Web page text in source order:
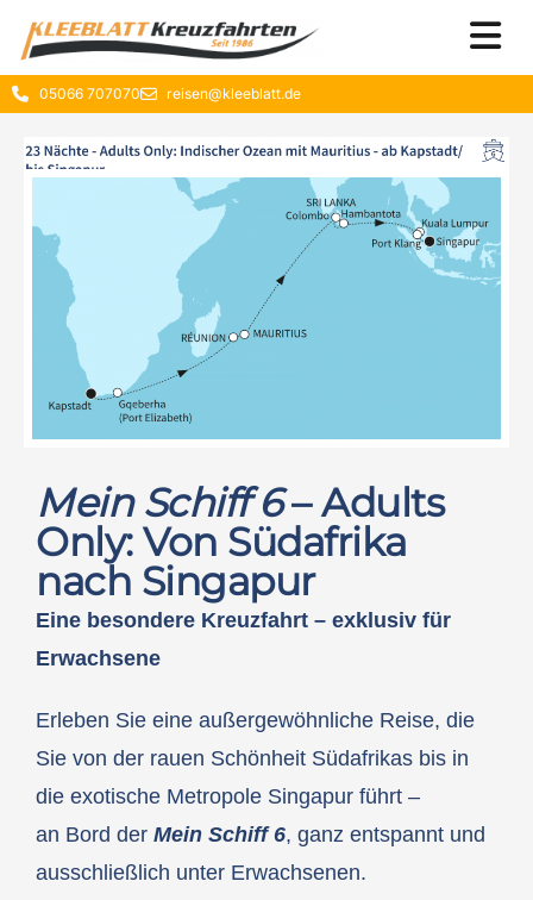
05066 707070 reisen@kleeblatt.de
Mein Schiff 6– Adults
Only: Von Südafrika
nach Singapur
Eine besondere Kreuzfahrt – exklusiv für
Erwachsene
Erleben Sie eine außergewöhnliche Reise, die
Sie von der rauen Schönheit Südafrikas bis in
die exotische Metropole Singapur führt –
an Bord der Mein Schiff 6, ganz entspannt und
ausschließlich unter Erwachsenen.